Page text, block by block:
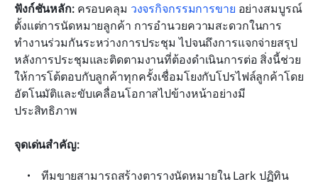
ฟังก์ชันหลัก: ครอบคลุม วงจรกิจกรรมการขาย อย่างสมบูรณ์
ตั้งแต่การนัดหมายลูกค้า การอำนวยความสะดวกในการ
ทำงานร่วมกันระหว่างการประชุม ไปจนถึงการแจกจ่ายสรุป
หลังการประชุมและติดตามงานที่ต้องดำเนินการต่อ สิ่งนี้ช่วย
ให้การโต้ตอบกับลูกค้าทุกครั้งเชื่อมโยงกับโปรไฟล์ลูกค้าโดย
อัตโนมัติและขับเคลื่อนโอกาสไปข้างหน้าอย่างมี
ประสิทธิภาพ
จุดเด่นสำคัญ:
ทีมขายสามารถสร้างตารางนัดหมายใน Lark ปฏิทิน